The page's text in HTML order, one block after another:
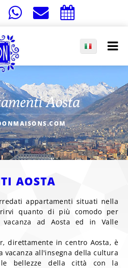
Aosta
AOSTA
appartamenti situati nella
quanto di più comodo per
vacanza ad Aosta ed in Valle
direttamente in centro Aosta, è
vacanza all'insegna della cultura
bellezze della città con la